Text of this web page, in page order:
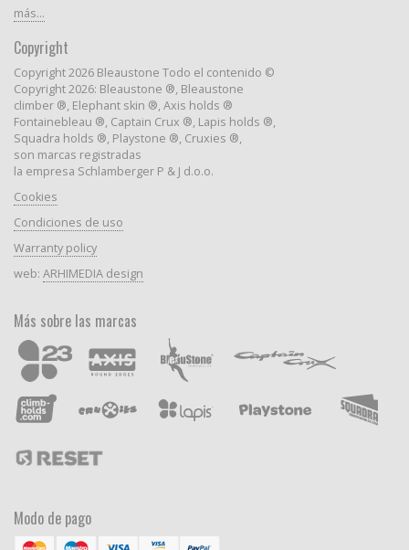
más...
Copyright
Copyright 2026 Bleaustone Todo el contenido ©
Copyright 2026: Bleaustone ®, Bleaustone
climber ®, Elephant skin ®, Axis holds ®
Fontainebleau ®, Captain Crux ®, Lapis holds ®,
Squadra holds ®, Playstone ®, Cruxies ®,
son marcas registradas
la empresa Schlamberger P & J d.o.o.
Cookies
Condiciones de uso
Warranty policy
web: ARHIMEDIA design
Más sobre las marcas
Modo de pago